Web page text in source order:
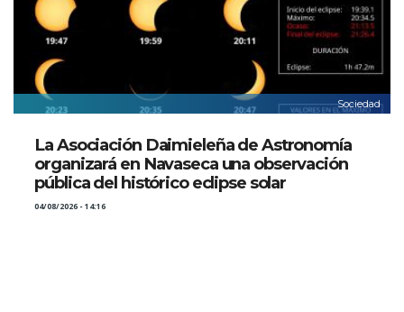
Sociedad
La Asociación Daimieleña de Astronomía
organizará en Navaseca una observación
pública del histórico eclipse solar
04/08/2026 - 14:16